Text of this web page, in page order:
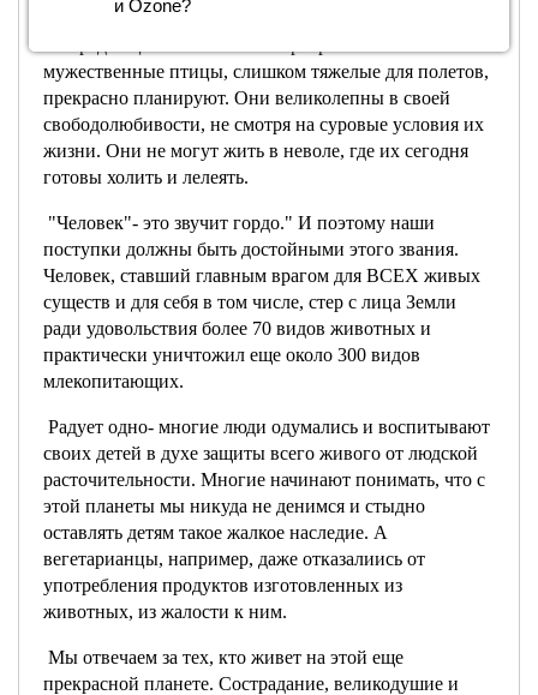
и Ozone?
удавалось их догнать, люди все равно охотились на
мужественные птицы, слишком тяжелые для полетов,
прекрасно планируют. Они великолепны в своей
свободолюбивости, не смотря на суровые условия их
жизни. Они не могут жить в неволе, где их сегодня
готовы холить и лелеять.
"Человек"- это звучит гордо." И поэтому наши
поступки должны быть достойными этого звания.
Человек, ставший главным врагом для ВСЕХ живых
существ и для себя в том числе, стер с лица Земли
ради удовольствия более 70 видов животных и
практически уничтожил еще около 300 видов
млекопитающих.
Радует одно- многие люди одумались и воспитывают
своих детей в духе защиты всего живого от людской
расточительности. Многие начинают понимать, что с
этой планеты мы никуда не денимся и стыдно
оставлять детям такое жалкое наследие. А
вегетарианцы, например, даже отказалиись от
употребления продуктов изготовленных из
животных, из жалости к ним.
Мы отвечаем за тех, кто живет на этой еще
прекрасной планете. Сострадание, великодушие и